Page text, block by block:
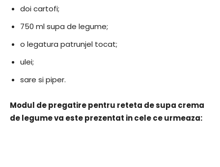
doi cartofi;
750 ml supa de legume;
o legatura patrunjel tocat;
ulei;
sare si piper.
Modul de pregatire pentru reteta de supa crema
de legume va este prezentat in cele ce urmeaza: